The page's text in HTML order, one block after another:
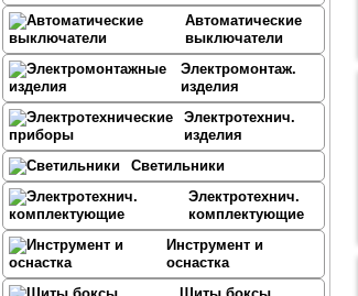
Автоматические
выключатели
Электромонтаж.
изделия
Электротехнич.
изделия
Светильники
Электротехнич.
комплектующие
Инструмент и
оснастка